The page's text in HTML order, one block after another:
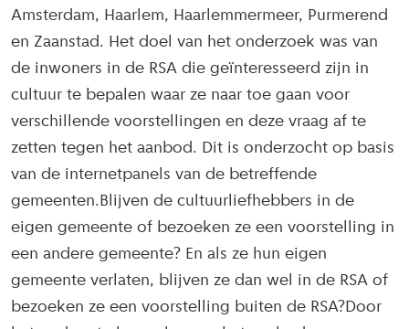
Amsterdam, Haarlem, Haarlemmermeer, Purmerend
en Zaanstad. Het doel van het onderzoek was van
de inwoners in de RSA die geïnteresseerd zijn in
cultuur te bepalen waar ze naar toe gaan voor
verschillende voorstellingen en deze vraag af te
zetten tegen het aanbod. Dit is onderzocht op basis
van de internetpanels van de betreffende
gemeenten.Blijven de cultuurliefhebbers in de
eigen gemeente of bezoeken ze een voorstelling in
een andere gemeente? En als ze hun eigen
gemeente verlaten, blijven ze dan wel in de RSA of
bezoeken ze een voorstelling buiten de RSA?Door